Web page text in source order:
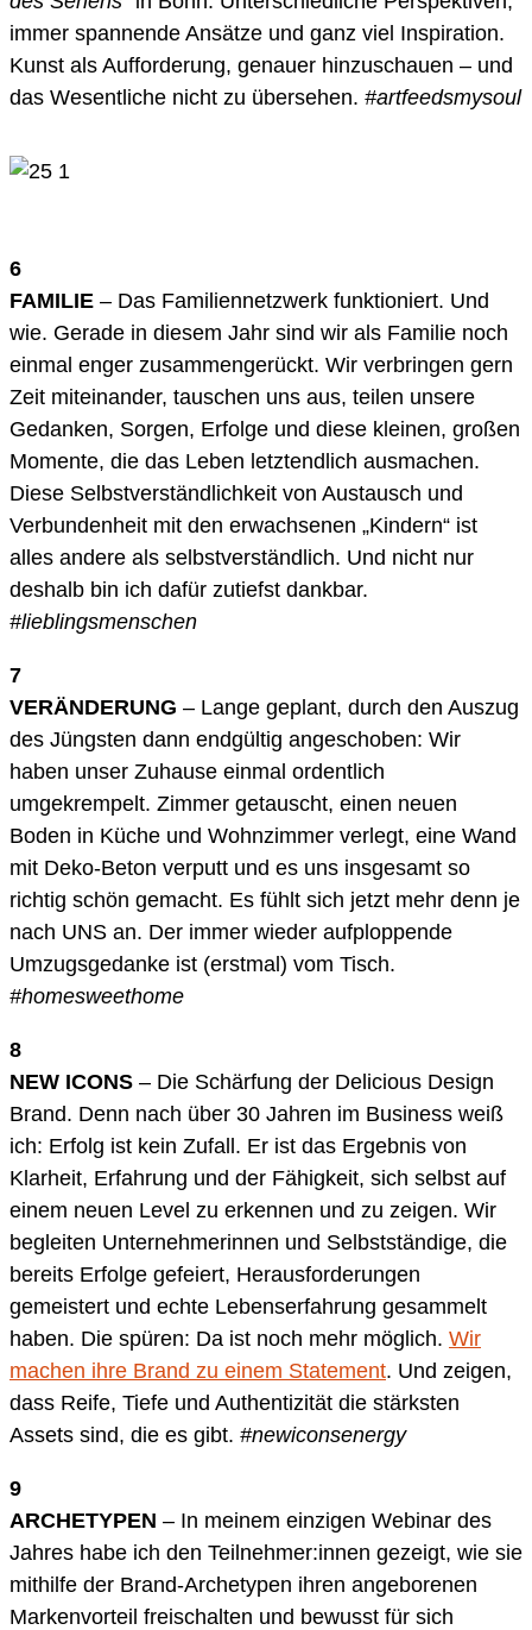
immer spannende Ansätze und ganz viel Inspiration.
Kunst als Aufforderung, genauer hinzuschauen – und
das Wesentliche nicht zu übersehen. #artfeedsmysoul
6
FAMILIE – Das Familiennetzwerk funktioniert. Und
wie. Gerade in diesem Jahr sind wir als Familie noch
einmal enger zusammengerückt. Wir verbringen gern
Zeit miteinander, tauschen uns aus, teilen unsere
Gedanken, Sorgen, Erfolge und diese kleinen, großen
Momente, die das Leben letztendlich ausmachen.
Diese Selbstverständlichkeit von Austausch und
Verbundenheit mit den erwachsenen „Kindern“ ist
alles andere als selbstverständlich. Und nicht nur
deshalb bin ich dafür zutiefst dankbar.
#lieblingsmenschen
7
VERÄNDERUNG – Lange geplant, durch den Auszug
des Jüngsten dann endgültig angeschoben: Wir
haben unser Zuhause einmal ordentlich
umgekrempelt. Zimmer getauscht, einen neuen
Boden in Küche und Wohnzimmer verlegt, eine Wand
mit Deko-Beton verputt und es uns insgesamt so
richtig schön gemacht. Es fühlt sich jetzt mehr denn je
nach UNS an. Der immer wieder aufploppende
Umzugsgedanke ist (erstmal) vom Tisch.
#homesweethome
8
NEW ICONS – Die Schärfung der Delicious Design
Brand. Denn nach über 30 Jahren im Business weiß
ich: Erfolg ist kein Zufall. Er ist das Ergebnis von
Klarheit, Erfahrung und der Fähigkeit, sich selbst auf
einem neuen Level zu erkennen und zu zeigen. Wir
begleiten Unternehmerinnen und Selbstständige, die
bereits Erfolge gefeiert, Herausforderungen
gemeistert und echte Lebenserfahrung gesammelt
haben. Die spüren: Da ist noch mehr möglich. Wir
machen ihre Brand zu einem Statement. Und zeigen,
dass Reife, Tiefe und Authentizität die stärksten
Assets sind, die es gibt. #newiconsenergy
9
ARCHETYPEN – In meinem einzigen Webinar des
Jahres habe ich den Teilnehmer:innen gezeigt, wie sie
mithilfe der Brand-Archetypen ihren angeborenen
Markenvorteil freischalten und bewusst für sich